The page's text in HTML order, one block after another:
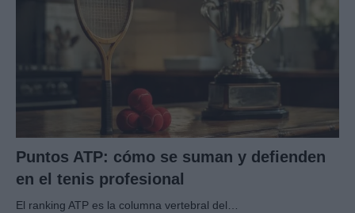
Puntos ATP: cómo se suman y defienden
en el tenis profesional
El ranking ATP es la columna vertebral del…